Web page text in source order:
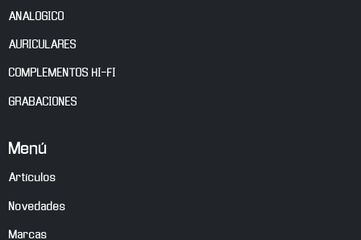
ANALOGICO
AURICULARES
COMPLEMENTOS HI-FI
GRABACIONES
Menú
Artículos
Novedades
Marcas